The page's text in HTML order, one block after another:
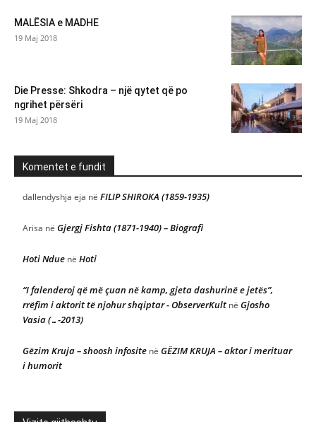
MALËSIA e MADHE
19 Maj 2018
Die Presse: Shkodra – një qytet që po
ngrihet përsëri
19 Maj 2018
Komentet e fundit
dallendyshja eja në FILIP SHIROKA (1859-1935)
Arisa në Gjergj Fishta (1871-1940) – Biografi
Hoti Ndue në Hoti
“I falenderoj që më çuan në kamp, gjeta dashurinë e jetës”,
rrëfim i aktorit të njohur shqiptar - ObserverKult në Gjosho
Vasia (…-2013)
Gëzim Kruja – shoosh infosite në GËZIM KRUJA – aktor i merituar
i humorit